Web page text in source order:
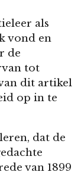
als
vond en
de
tot
dit artikel
op in te
dat de
van 1899